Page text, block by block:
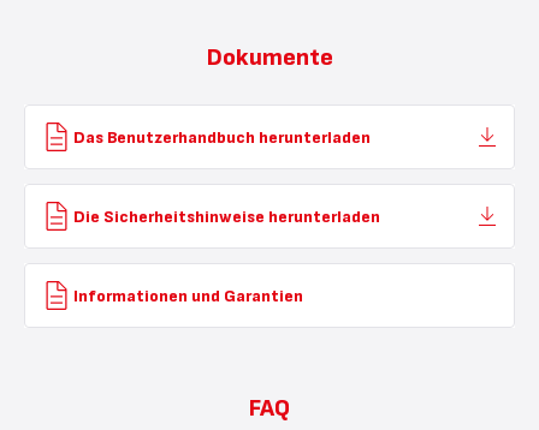
Dokumente
Das Benutzerhandbuch herunterladen
Die Sicherheitshinweise herunterladen
Informationen und Garantien
FAQ